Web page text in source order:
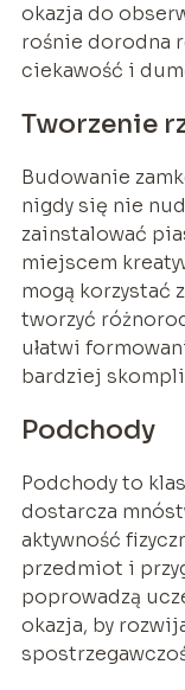
okazja do
rośnie dorodna
ciekawość i
Tworzenie
Budowanie
nigdy się nie
zainstalować
miejscem
mogą korzystać
tworzyć
ułatwi
bardziej
Podchody
Podchody to
dostarcza
aktywność
przedmiot i
poprowadzą
okazja, by